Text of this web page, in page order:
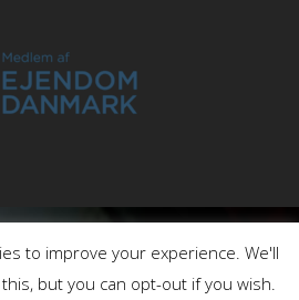
to improve your experience. We'll
but you can opt-out if you wish.